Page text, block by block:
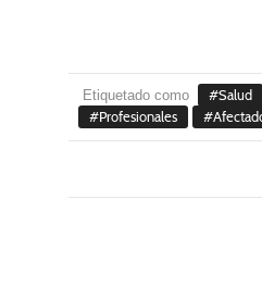
Etiquetado como Salud
Profesionales